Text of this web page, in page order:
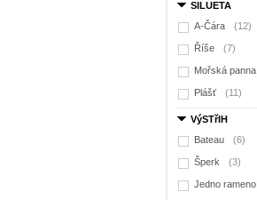
SILUETA
A-Čára
(12)
Říše (7)
Mořská panna
Plášť (11)
VýSTřIH
Bateau
(6)
Šperk (3)
Jedno rameno